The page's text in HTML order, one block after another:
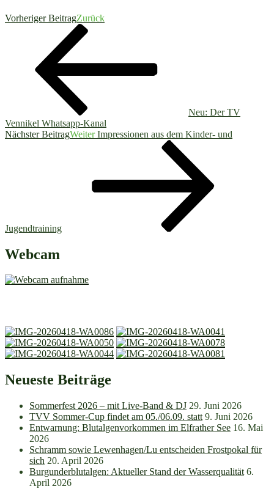
Vorheriger BeitragZurück
Neu: Der TV
Vennikel Whatsapp-Kanal
Nächster BeitragWeiter Impressionen aus dem Kinder- und
Jugendtraining
Webcam
Neueste Beiträge
Sommerfest 2026 – mit Live-Band & DJ 29. Juni 2026
TVV Sommer-Cup findet am 05./06.09. statt 9. Juni 2026
Entwarnung: Blutalgenvorkommen im Elfrather See 16. Mai
2026
Schramm sowie Lewenhagen/Lu entscheiden Frostpokal für
sich 20. April 2026
Burgunderblutalgen: Aktueller Stand der Wasserqualität 6.
April 2026